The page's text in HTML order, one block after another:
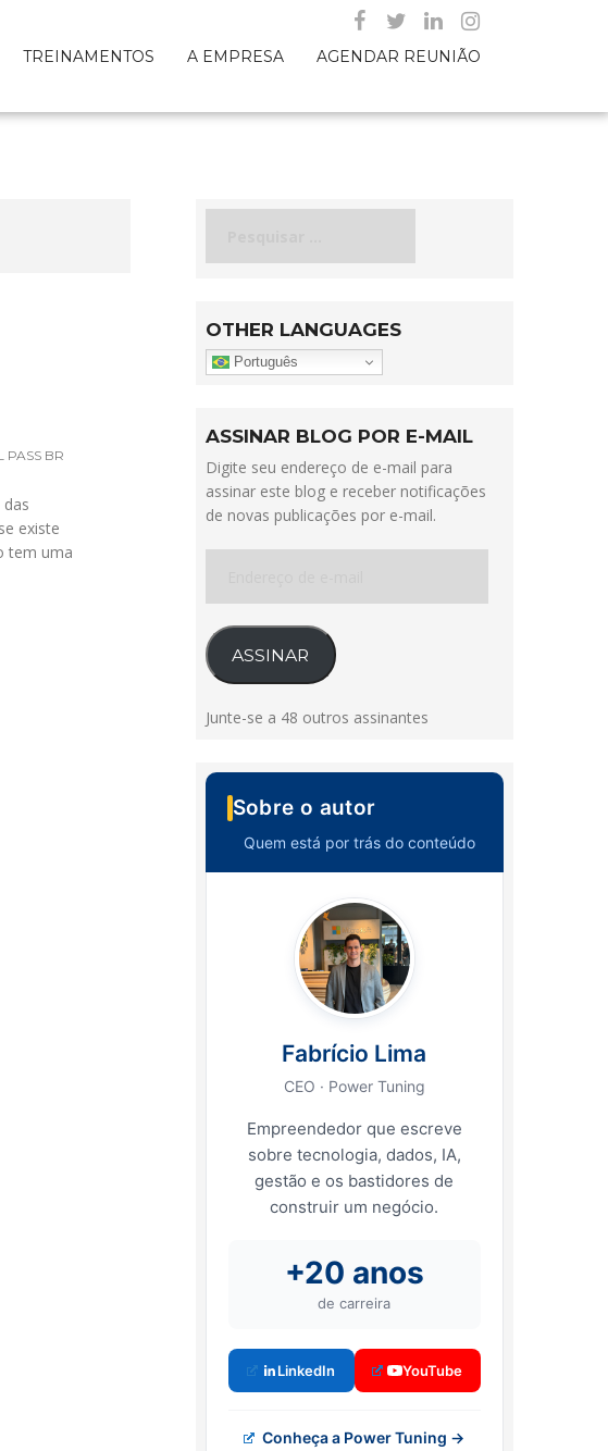
TREINAMENTOS A EMPRESA AGENDAR REUNIÃO
PASS BR
existe
tem uma
OTHER LANGUAGES
Português
ASSINAR BLOG POR E-MAIL
Digite seu endereço de e-mail para
assinar este blog e receber notificações
de novas publicações por e-mail.
e-
mail
ASSINAR
Junte-se a 48 outros assinantes
Sobre o autor
Quem está por trás do conteúdo
Fabrício Lima
CEO · Power Tuning
Empreendedor que escreve
sobre tecnologia, dados, IA,
gestão e os bastidores de
construir um negócio.
+20 anos
de carreira
LinkedIn YouTube
Conheça a Power Tuning →